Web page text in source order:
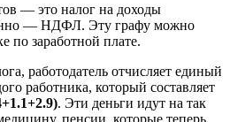
— это налог на доходы
— НДФЛ. Эту графу можно
по заработной плате.
работодатель отчисляет единый
работника, который составляет
. Эти деньги идут на так
пенсии, которые теперь